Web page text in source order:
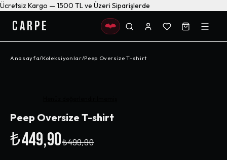
Ücretsiz Kargo — 1500 TL ve Üzeri Siparişlerde
CARPE
Anasayfa/Koleksiyonlar/Peep Oversize T-shirt
Peep Oversize T-shirt
₺449,90₺499,90